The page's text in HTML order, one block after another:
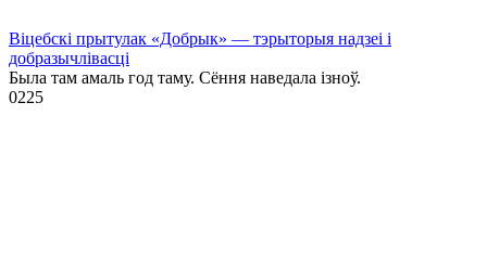
Віцебскі прытулак «‎Добрык»‎ — тэрыторыя надзеі і
добразычлівасці
Была там амаль год таму. Сёння наведала ізноў.
0225